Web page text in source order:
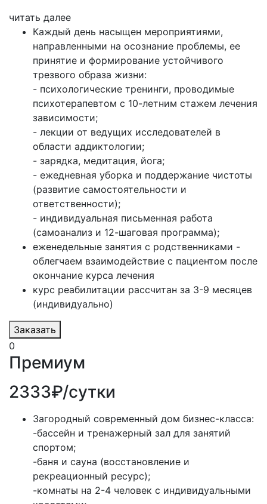
читать далее
Каждый день насыщен мероприятиями,
направленными на осознание проблемы, ее
принятие и формирование устойчивого
трезвого образа жизни:
- психологические тренинги, проводимые
психотерапевтом с 10-летним стажем лечения
зависимости;
- лекции от ведущих исследователей в
области аддиктологии;
- зарядка, медитация, йога;
- ежедневная уборка и поддержание чистоты
(развитие самостоятельности и
ответственности);
- индивидуальная письменная работа
(самоанализ и 12-шаговая программа);
еженедельные занятия с родственниками -
облегчаем взаимодействие с пациентом после
окончание курса лечения
курс реабилитации рассчитан за 3-9 месяцев
(индивидуально)
Заказать
0
Премиум
2333₽/сутки
Загородный современный дом бизнес-класса:
-бассейн и тренажерный зал для занятий
спортом;
-баня и сауна (восстановление и
рекреационный ресурс);
-комнаты на 2-4 человек с индивидуальными